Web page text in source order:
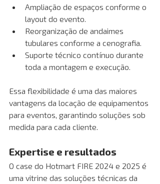
Ampliação de espaços conforme o
layout do evento.
Reorganização de andaimes
tubulares conforme a cenografia.
Suporte técnico contínuo durante
toda a montagem e execução.
Essa flexibilidade é uma das maiores
vantagens da locação de equipamentos
para eventos, garantindo soluções sob
medida para cada cliente.
Expertise e resultados
O case do Hotmart FIRE 2024 e 2025 é
uma vitrine das soluções técnicas da